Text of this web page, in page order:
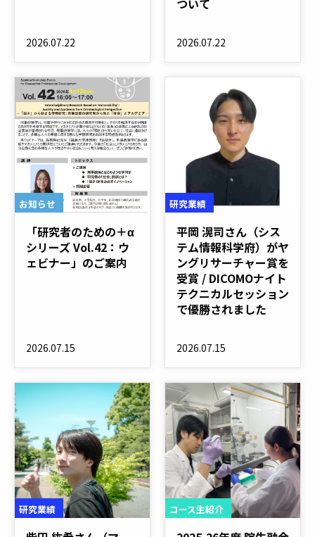
2026.07.22
ついて
2026.07.22
お知らせ
「研究者のための＋α
シリーズ Vol.42：ウ
ェビナー」のご案内
2026.07.15
研究業績
平岡 滉司さん（シス
テム情報科学府）がヤ
ングリサーチャー賞を
受賞 / DICOMOナイト
テクニカルセッション
で優勝されました
2026.07.15
研究業績 コース生紹介